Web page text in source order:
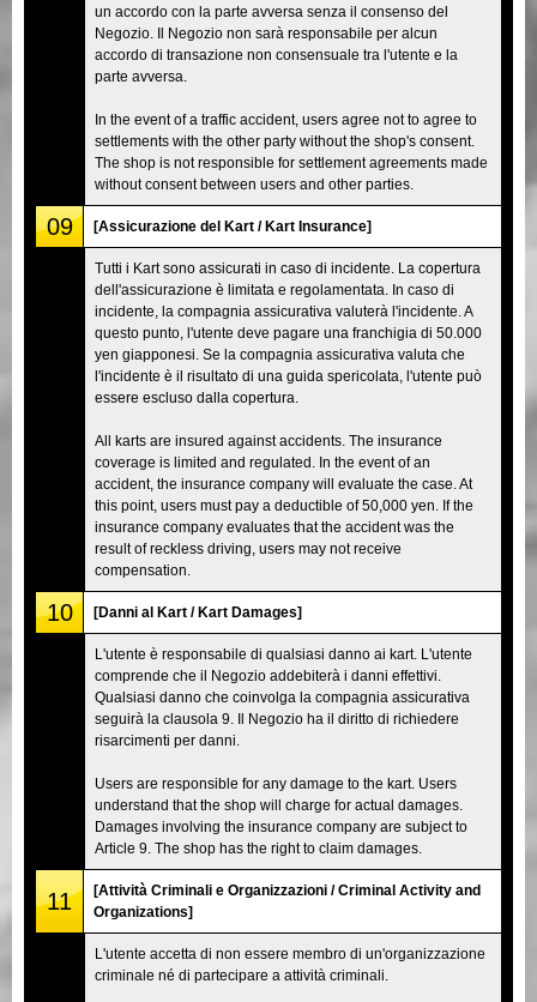
un accordo con la parte avversa senza il consenso del
Negozio. Il Negozio non sarà responsabile per alcun
accordo di transazione non consensuale tra l'utente e la
parte avversa.
In the event of a traffic accident, users agree not to agree to
settlements with the other party without the shop's consent.
The shop is not responsible for settlement agreements made
without consent between users and other parties.
09 [Assicurazione del Kart / Kart Insurance]
Tutti i Kart sono assicurati in caso di incidente. La copertura
dell'assicurazione è limitata e regolamentata. In caso di
incidente, la compagnia assicurativa valuterà l'incidente. A
questo punto, l'utente deve pagare una franchigia di 50.000
yen giapponesi. Se la compagnia assicurativa valuta che
l'incidente è il risultato di una guida spericolata, l'utente può
essere escluso dalla copertura.
All karts are insured against accidents. The insurance
coverage is limited and regulated. In the event of an
accident, the insurance company will evaluate the case. At
this point, users must pay a deductible of 50,000 yen. If the
insurance company evaluates that the accident was the
result of reckless driving, users may not receive
compensation.
10 [Danni al Kart / Kart Damages]
L'utente è responsabile di qualsiasi danno ai kart. L'utente
comprende che il Negozio addebiterà i danni effettivi.
Qualsiasi danno che coinvolga la compagnia assicurativa
seguirà la clausola 9. Il Negozio ha il diritto di richiedere
risarcimenti per danni.
Users are responsible for any damage to the kart. Users
understand that the shop will charge for actual damages.
Damages involving the insurance company are subject to
Article 9. The shop has the right to claim damages.
11
[Attività Criminali e Organizzazioni / Criminal Activity and
Organizations]
L'utente accetta di non essere membro di un'organizzazione
criminale né di partecipare a attività criminali.